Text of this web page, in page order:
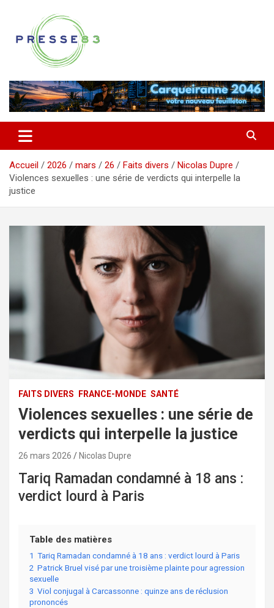
contenu
Presse 83
Accueil 2026 mars 26 Faits divers
Nicolas Dupre
Violences sexuelles : une série de verdicts qui interpelle la
justice
FAITS DIVERS FRANCE-MONDE SANTÉ
Violences sexuelles : une série de
verdicts qui interpelle la justice
26 mars 2026 Nicolas Dupre
Tariq Ramadan condamné à 18 ans :
verdict lourd à Paris
Table des matières
1 Tariq Ramadan condamné à 18 ans : verdict lourd à Paris
2 Patrick Bruel visé par une troisième plainte pour agression
sexuelle
3 Viol conjugal à Carcassonne : quinze ans de réclusion
prononcés